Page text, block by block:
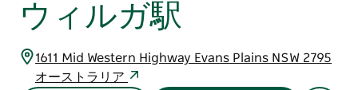
ウィルガ駅
1611 Mid Western Highway Evans Plains NSW 2795
オーストラリア